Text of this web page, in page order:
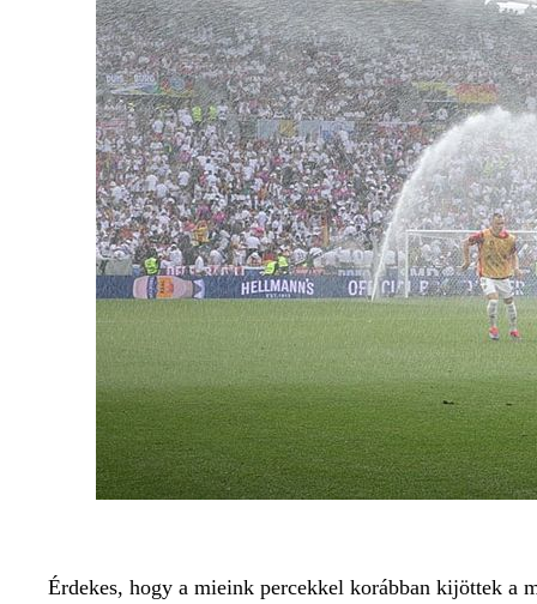
Érdekes, hogy a mieink percekkel korábban kijöttek a